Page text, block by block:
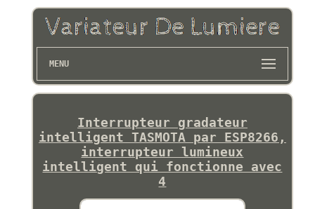
MENU
Interrupteur gradateur
intelligent TASMOTA par ESP8266,
interrupteur lumineux
intelligent qui fonctionne avec
4